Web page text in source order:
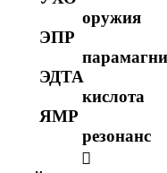
оружия
ЭПР
ЭДТА
кислота
ЯМР
резонанс
